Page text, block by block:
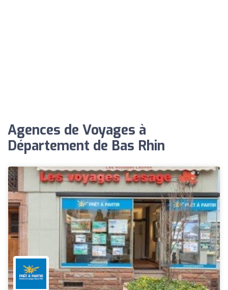
Agences de Voyages à
Département de Bas Rhin